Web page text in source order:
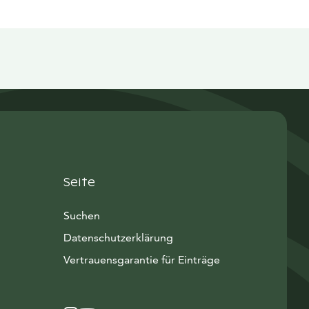
Seite
Suchen
Datenschutzerklärung
Vertrauensgarantie für Einträge